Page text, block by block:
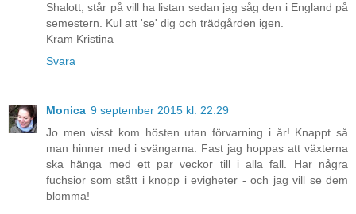
Shalott, står på vill ha listan sedan jag såg den i England på
semestern. Kul att 'se' dig och trädgården igen.
Kram Kristina
Svara
Monica 9 september 2015 kl. 22:29
Jo men visst kom hösten utan förvarning i år! Knappt så
man hinner med i svängarna. Fast jag hoppas att växterna
ska hänga med ett par veckor till i alla fall. Har några
fuchsior som stått i knopp i evigheter - och jag vill se dem
blomma!